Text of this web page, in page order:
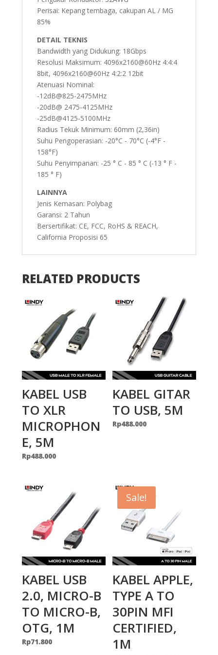
Perisai: Kepang tembaga, cakupan AL / MG
85%
DETAIL TEKNIS
Bandwidth yang Didukung: 18Gbps
Resolusi Maksimum: 4096x2160@60Hz 4:4:4
8bit, 4096x2160@60Hz 4:2:2 12bit
Atenuasi Nominal:
-12dB@825-2475MHz
-20dB@ 2475-4125MHz
-25dB@4125-5100MHz
Radius Tekuk Minimum: 60mm (2,36in)
Suhu Pengoperasian: -20°C - 70°C (-4°F -
158°F)
Suhu Penyimpanan: -25 ° C - 85 ° C (-13 ° F -
185 ° F)
LAINNYA
Jenis Kemasan: Polybag
Garansi: 2 Tahun
Bersertifikat: CE, FCC, RoHS & REACH,
California Proposisi 65
RELATED PRODUCTS
KABEL USB
TO XLR
MICROPHON
E, 5M
Rp488.000
KABEL GITAR
TO USB, 5M
Rp488.000
KABEL USB
2.0, MICRO-B
TO MICRO-B,
OTG, 1M
Rp71.800
Sale!
KABEL APPLE,
TYPE A TO
30PIN MFI
CERTIFIED,
1M